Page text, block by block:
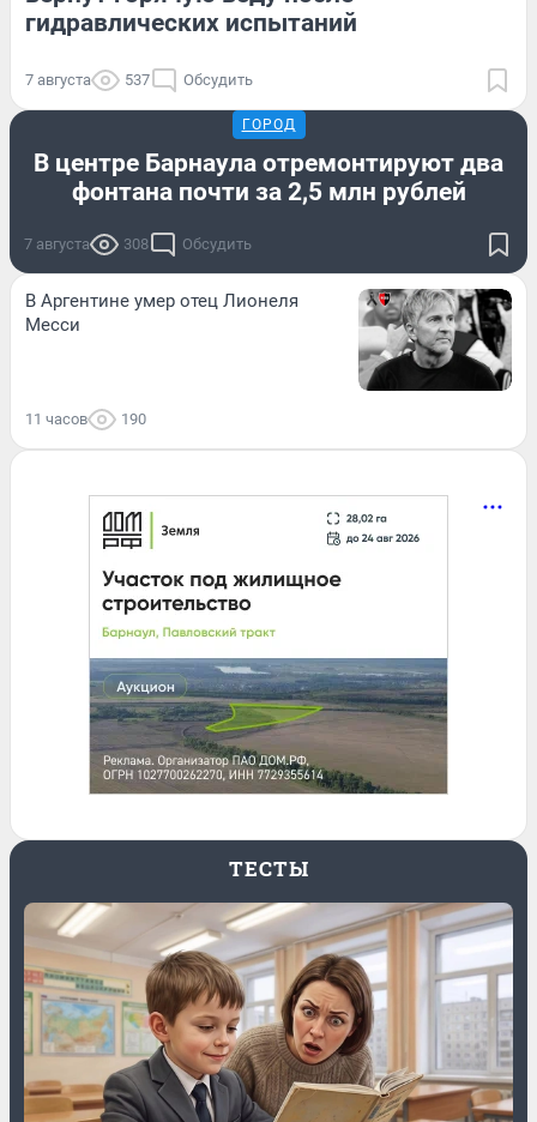
гидравлических испытаний
7 августа 537 Обсудить
ГОРОД
В центре Барнаула отремонтируют два
фонтана почти за 2,5 млн рублей
7 августа 308 Обсудить
В Аргентине умер отец Лионеля
Месси
11 часов 190
ТЕСТЫ